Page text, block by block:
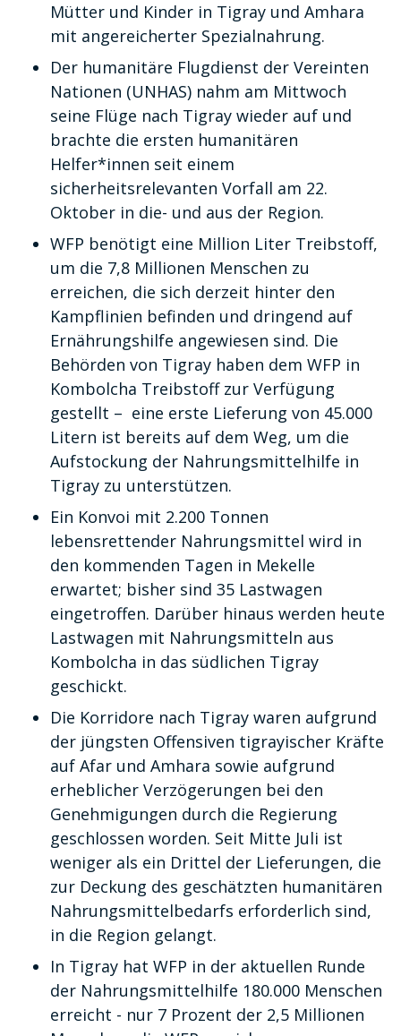
Mütter und Kinder in Tigray und Amhara
mit angereicherter Spezialnahrung.
Der humanitäre Flugdienst der Vereinten
Nationen (UNHAS) nahm am Mittwoch
seine Flüge nach Tigray wieder auf und
brachte die ersten humanitären
Helfer*innen seit einem
sicherheitsrelevanten Vorfall am 22.
Oktober in die- und aus der Region.
WFP benötigt eine Million Liter Treibstoff,
um die 7,8 Millionen Menschen zu
erreichen, die sich derzeit hinter den
Kampflinien befinden und dringend auf
Ernährungshilfe angewiesen sind. Die
Behörden von Tigray haben dem WFP in
Kombolcha Treibstoff zur Verfügung
gestellt – eine erste Lieferung von 45.000
Litern ist bereits auf dem Weg, um die
Aufstockung der Nahrungsmittelhilfe in
Tigray zu unterstützen.
Ein Konvoi mit 2.200 Tonnen
lebensrettender Nahrungsmittel wird in
den kommenden Tagen in Mekelle
erwartet; bisher sind 35 Lastwagen
eingetroffen. Darüber hinaus werden heute
Lastwagen mit Nahrungsmitteln aus
Kombolcha in das südlichen Tigray
geschickt.
Die Korridore nach Tigray waren aufgrund
der jüngsten Offensiven tigrayischer Kräfte
auf Afar und Amhara sowie aufgrund
erheblicher Verzögerungen bei den
Genehmigungen durch die Regierung
geschlossen worden. Seit Mitte Juli ist
weniger als ein Drittel der Lieferungen, die
zur Deckung des geschätzten humanitären
Nahrungsmittelbedarfs erforderlich sind,
in die Region gelangt.
In Tigray hat WFP in der aktuellen Runde
der Nahrungsmittelhilfe 180.000 Menschen
erreicht - nur 7 Prozent der 2,5 Millionen